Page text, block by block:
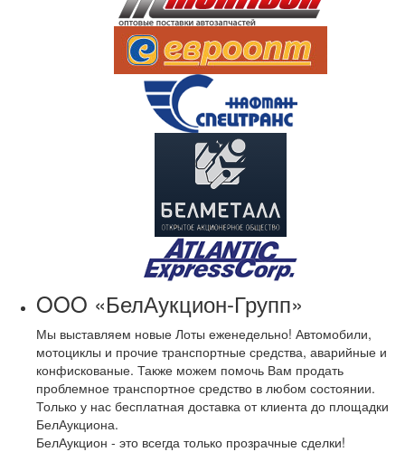
OOO «БелАукцион-Групп»
Мы выставляем новые Лоты еженедельно! Автомобили,
мотоциклы и прочие транспортные средства, аварийные и
конфискованые. Также можем помочь Вам продать
проблемное транспортное средство в любом состоянии.
Только у нас бесплатная доставка от клиента до площадки
БелАукциона.
БелАукцион - это всегда только прозрачные сделки!